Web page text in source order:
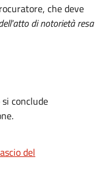
che deve
di notorietà resa
conclude
del